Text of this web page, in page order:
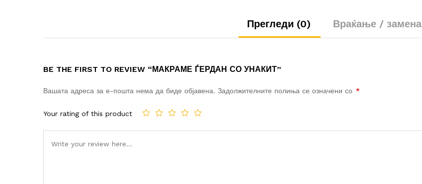
Прегледи (0) Враќање / замена
BE THE FIRST TO REVIEW “МАКРАМЕ ЃЕРДАН СО УНАКИТ”
Вашата адреса за е-пошта нема да биде објавена. Задолжителните полиња се означени со *
Your rating of this product